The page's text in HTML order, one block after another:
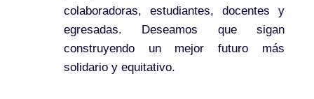
colaboradoras, estudiantes, docentes y
egresadas. Deseamos que sigan
construyendo un mejor futuro más
solidario y equitativo.